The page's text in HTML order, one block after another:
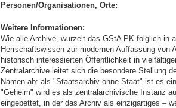
Personen/Organisationen, Orte:
Weitere Informationen:
Wie alle Archive, wurzelt das GStA PK folglich in
Herrschaftswissen zur modernen Auffassung
historisch interessierten Öffentlichkeit in
Zentralarchive leitet sich die besondere Stellung
Namen ab: als "Staatsarchiv ohne Staat" ist es
"Geheim" wird es als zentralarchivische Instanz
eingebettet, in der das Archiv als einzigartiges –